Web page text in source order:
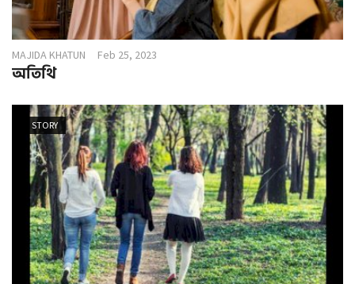
MAJIDA KHATUN Feb 25, 2023
অতিথি
STORY